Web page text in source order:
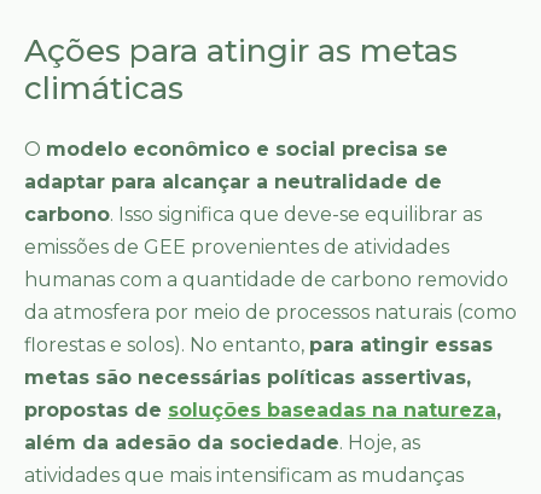
Ações para atingir as metas
climáticas
O modelo econômico e social precisa se
adaptar para alcançar a neutralidade de
carbono. Isso significa que deve-se equilibrar as
emissões de GEE provenientes de atividades
humanas com a quantidade de carbono removido
da atmosfera por meio de processos naturais (como
florestas e solos). No entanto, para atingir essas
metas são necessárias políticas assertivas,
propostas de soluções baseadas na natureza,
além da adesão da sociedade. Hoje, as
atividades que mais intensificam as mudanças